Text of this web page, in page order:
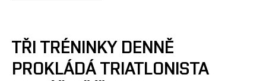
TŘI TRÉNINKY DENNĚ
PROKLÁDÁ TRIATLONISTA